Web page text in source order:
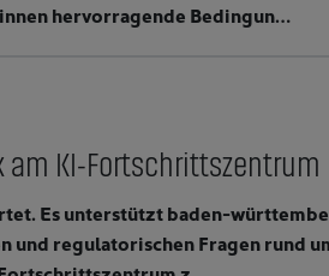
hervorragende Bedingun…
am KI-Fortschrittszentrum
Es unterstützt baden-
und regulatorischen Fragen rund